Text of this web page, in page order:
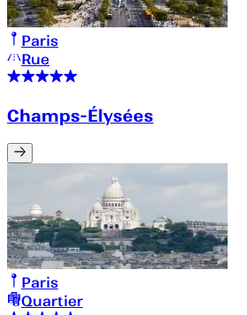
Paris
Rue
Champs-Élysées
Paris
Quartier